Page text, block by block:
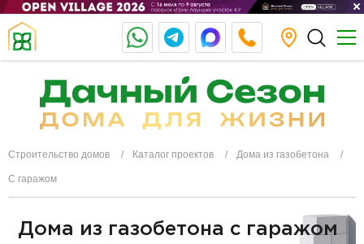
Строительство домов Каталог проектов Дома из газобетона
С гаражом
Дома из газобетона с гаражом